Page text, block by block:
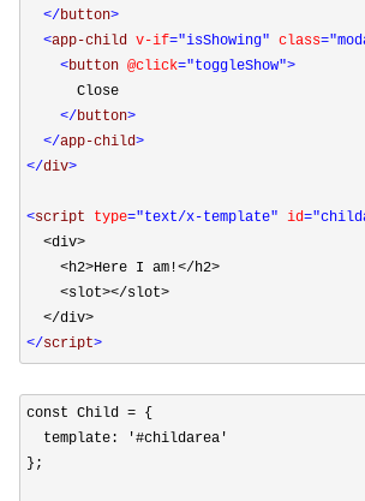
</button>
<app-child v-if="isShowing" class
<button @click="toggleShow">
      Close
</button>
</app-child>
</div>
<script type="text/x-template" id
<div>
<h2>Here I am !</h2>
<slot></slot>
</div>
</script>
const Child = {
  template:
'#childarea'
};